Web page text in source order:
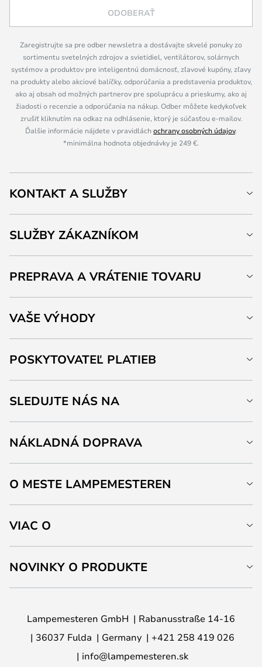
ODOBERAŤ
Zaregistrujte sa pre odber newsletra a dostávajte skvelé ponuky zo
sortimentu svetelných zdrojov a svietidiel, ventilátorov, solárnych
systémov a produktov pre inteligentnú domácnosť, zľavové kupóny, zľavy
na produkty alebo akciové balíčky, odporúčania a predstavenia produktov,
ako aj obsah od možných partnerov pre spoluprácu a prieskumy, ako aj
žiadosti o recenzie a odporúčania na nákup. Odber môžete kedykoľvek
zrušiť kliknutím na odkaz na odhlásenie, ktorý je súčasťou e-mailov.
Ďalšie informácie nájdete v pravidláchochrany osobných údajov.
*minimálna hodnota objednávky je 249 €.
KONTAKT A SLUŽBY
SLUŽBY ZÁKAZNÍKOM
PREPRAVA A VRÁTENIE TOVARU
VAŠE VÝHODY
POSKYTOVATEĽ PLATIEB
SLEDUJTE NÁS NA
NÁKLADNÁ DOPRAVA
O MESTE LAMPEMESTEREN
VIAC O
NOVINKY O PRODUKTE
Lampemesteren GmbH
Rabanusstraße 14-16
36037 Fulda
Germany
+421 258 419 026
info@lampemesteren.sk